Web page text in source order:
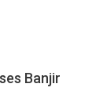
Banjir